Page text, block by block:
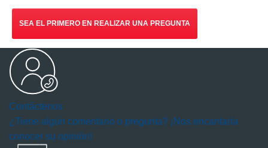
SEA EL PRIMERO EN REALIZAR UNA PREGUNTA
Contáctenos
¿Tiene algún comentario o pregunta? ¡Nos encantaría
conocer su opinión!